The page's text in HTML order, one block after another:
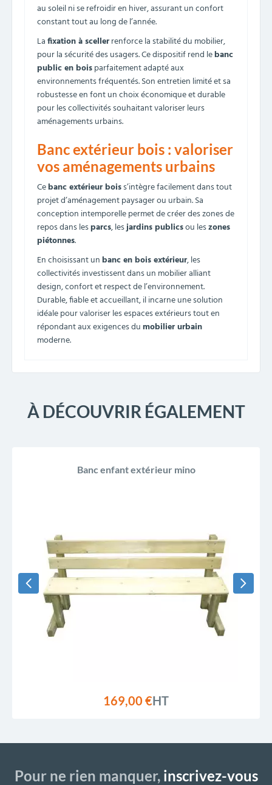
au soleil ni se refroidir en hiver, assurant un confort
constant tout au long de l’année.
Lafixation à scellerrenforce la stabilité du mobilier,
pour la sécurité des usagers. Ce dispositif rend lebanc
public en boisparfaitement adapté aux
environnements fréquentés. Son entretien limité et sa
robustesse en font un choix économique et durable
pour les collectivités souhaitant valoriser leurs
aménagements urbains.
Banc extérieur bois : valoriser
vos aménagements urbains
Cebanc extérieur boiss’intègre facilement dans tout
projet d’aménagement paysager ou urbain. Sa
conception intemporelle permet de créer des zones de
repos dans lesparcs, lesjardins publicsou leszones
piétonnes.
En choisissant unbanc en bois extérieur, les
collectivités investissent dans un mobilier alliant
design, confort et respect de l’environnement.
Durable, fiable et accueillant, il incarne une solution
idéale pour valoriser les espaces extérieurs tout en
répondant aux exigences dumobilier urbain
moderne.
À DÉCOUVRIR ÉGALEMENT
Banc enfant extérieur mino
169,00 €HT
Pour ne rien manquer,inscrivez-vous